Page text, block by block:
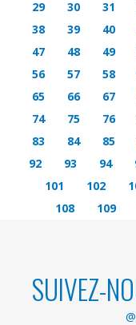
29
30 31
38
39 40
47
48 49
56
57 58
65
66 67
74
75 76
83
84 85
92
93 94
101
102
108
109
SUIVEZ-